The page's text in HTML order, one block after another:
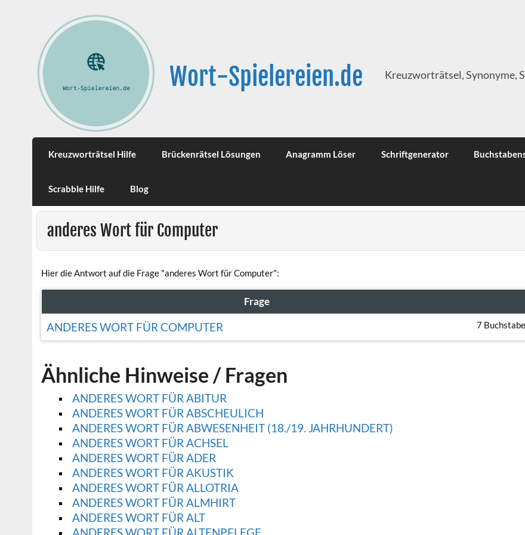
Wort-Spielereien.de Kreuzworträtsel, Synonyme,
Kreuzworträtsel Hilfe Brückenrätsel Lösungen Anagramm Löser Schriftgenerator
Scrabble Hilfe Blog
anderes Wort für Computer
Hier die Antwort auf die Frage "anderes Wort für Computer":
Frage
ANDERES WORT FÜR COMPUTER 7
Ähnliche Hinweise / Fragen
ANDERES WORT FÜR ABITUR
ANDERES WORT FÜR ABSCHEULICH
ANDERES WORT FÜR ABWESENHEIT (18./19. JAHRHUNDERT)
ANDERES WORT FÜR ACHSEL
ANDERES WORT FÜR ADER
ANDERES WORT FÜR AKUSTIK
ANDERES WORT FÜR ALLOTRIA
ANDERES WORT FÜR ALMHIRT
ANDERES WORT FÜR ALT